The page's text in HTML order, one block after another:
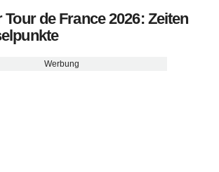
Tour de France 2026: Zeiten
Werbung